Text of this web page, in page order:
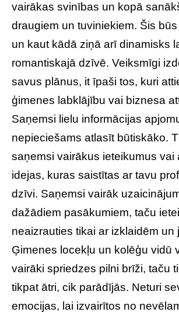
vairākas svinības un kopā
draugiem un tuviniekiem. Šis
un kaut kādā ziņā arī dinamisks
romantiskajā dzīvē. Veiksmīgi
savus plānus, it īpaši tos, kuri
ģimenes labklājību vai biznesa
Saņemsi lielu informācijas
nepieciešams atlasīt būtiskāko.
saņemsi vairākus ieteikumus vai
idejas, kuras saistītas ar tavu
dzīvi. Saņemsi vairāk
dažādiem pasākumiem, taču
neaizrauties tikai ar izklaidēm un
Ģimenes locekļu un kolēģu vidū
vairāki spriedzes pilni brīži, taču
tikpat ātri, cik parādījās. Neturi
emocijas, lai izvairītos no